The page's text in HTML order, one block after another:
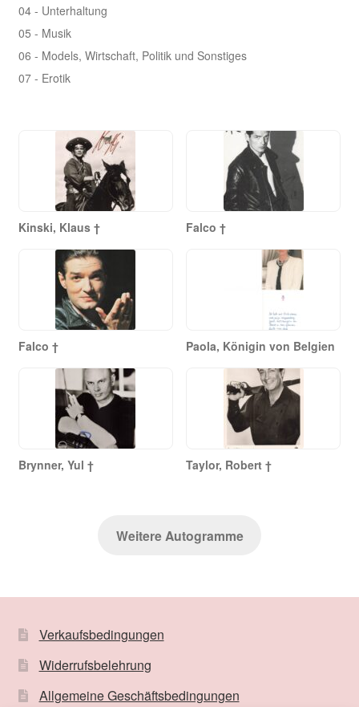
04 - Unterhaltung
05 - Musik
06 - Models, Wirtschaft, Politik und Sonstiges
07 - Erotik
Kinski, Klaus † Falco †
Falco † Paola, Königin von Belgien
Brynner, Yul † Taylor, Robert †
Weitere Autogramme
Verkaufsbedingungen
Widerrufsbelehrung
Allgemeine Geschäftsbedingungen